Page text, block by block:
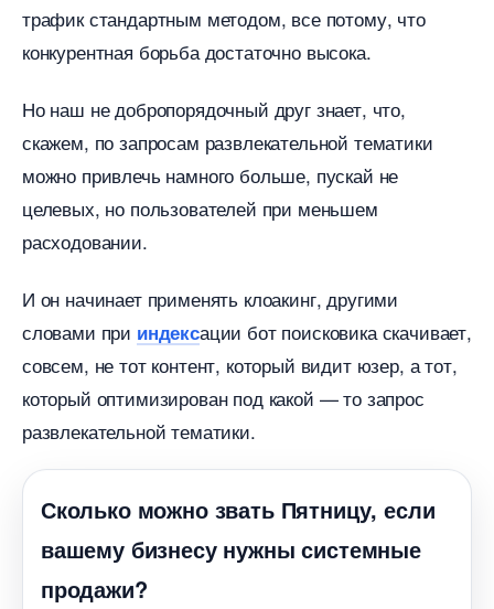
трафик стандартным методом, все потому, что
конкурентная борьба достаточно высока.
Но наш не добропорядочный друг знает, что,
скажем, по запросам развлекательной тематики
можно привлечь намного больше, пускай не
целевых, но пользователей при меньшем
расходовании.
И он начинает применять клоакинг, другими
словами при индексации бот поисковика скачивает,
совсем, не тот контент, который видит юзер, а тот,
который оптимизирован под какой — то запрос
развлекательной тематики.
Сколько можно звать Пятницу, если
ашему бизнесу нужны системные
продажи?